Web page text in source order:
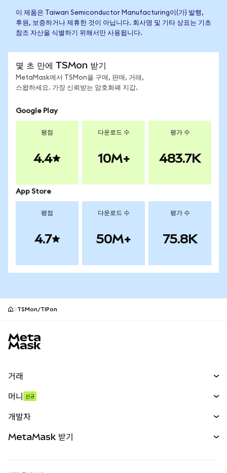
이 제품은 Taiwan Semiconductor Manufacturing이(가) 발행,
후원, 보증하거나 제휴한 것이 아닙니다. 회사명 및 기타 상표는 기초
참조 자산을 식별하기 위해서만 사용됩니다.
몇 초 만에 TSMon 받기
MetaMask에서 TSMon을 구매, 판매, 거래,
스왑하세요. 가장 신뢰받는 암호화폐 지갑.
Google Play
평점
4.4
다운로드 수
10M+
평가 수
483.7K
App Store
평점
4.7
다운로드 수
50M+
평가 수
75.8K
TSMon/TIPon
거래
무기한 선물
실물자산
머니 신규
개발자
MetaMask 받기